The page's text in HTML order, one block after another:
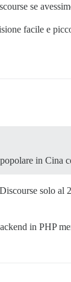
se
facile e
in Cina
solo al
in PHP